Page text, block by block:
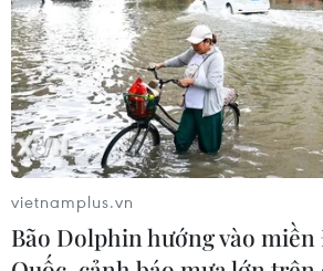
vietnamplus.vn
Bão Dolphin hướng vào